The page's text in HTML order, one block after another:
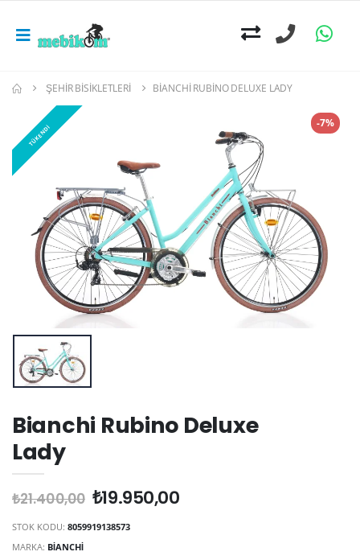
ŞEHIR BISIKLETLERI BIANCHI RUBINO DELUXE LADY
TÜKENDİ -7%
Bianchi Rubino Deluxe
Lady
₺21.400,00 ₺19.950,00
STOK KODU:8059919138573
MARKA: BİANCHİ